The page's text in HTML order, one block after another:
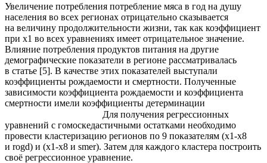
Увеличение потребления потребление мяса в год на душу
населения во всех регионах отрицательно сказывается
на величину продолжительности жизни, так как коэффициент
при х1 во всех уравнениях имеет отрицательное значение.
Влияние потребления продуктов питания на другие
демографические показатели в регионе рассматривалась
в статье [5]. В качестве этих показателей выступали
коэффициенты рождаемости и смертности. Полученные
зависимости коэффициента рождаемости и коэффициента
смертности имели коэффициенты детерминации
Для получения регрессионных
уравнений c гомоскедастичными остатками необходимо
провести кластеризацию регионов по 9 показателям (х1-х8
и rogd) и (х1-х8 и smer). Затем для каждого кластера построить
своё регрессионное уравнение.